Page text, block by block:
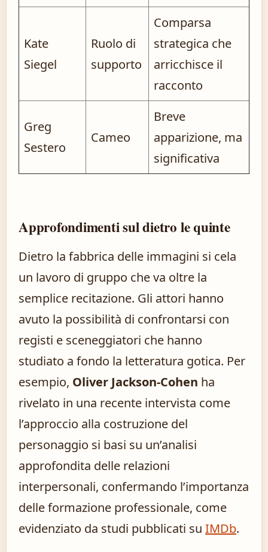
Kate
Siegel
Ruolo di
supporto
Comparsa
strategica che
arricchisce il
racconto
Greg
Sestero
Cameo
Breve
apparizione, ma
significativa
Approfondimenti sul dietro le quinte
Dietro la fabbrica delle immagini si cela
un lavoro di gruppo che va oltre la
semplice recitazione. Gli attori hanno
avuto la possibilità di confrontarsi con
registi e sceneggiatori che hanno
studiato a fondo la letteratura gotica. Per
esempio, Oliver Jackson-Cohen ha
rivelato in una recente intervista come
l’approccio alla costruzione del
personaggio si basi su un’analisi
approfondita delle relazioni
interpersonali, confermando l’importanza
delle formazione professionale, come
evidenziato da studi pubblicati su IMDb.